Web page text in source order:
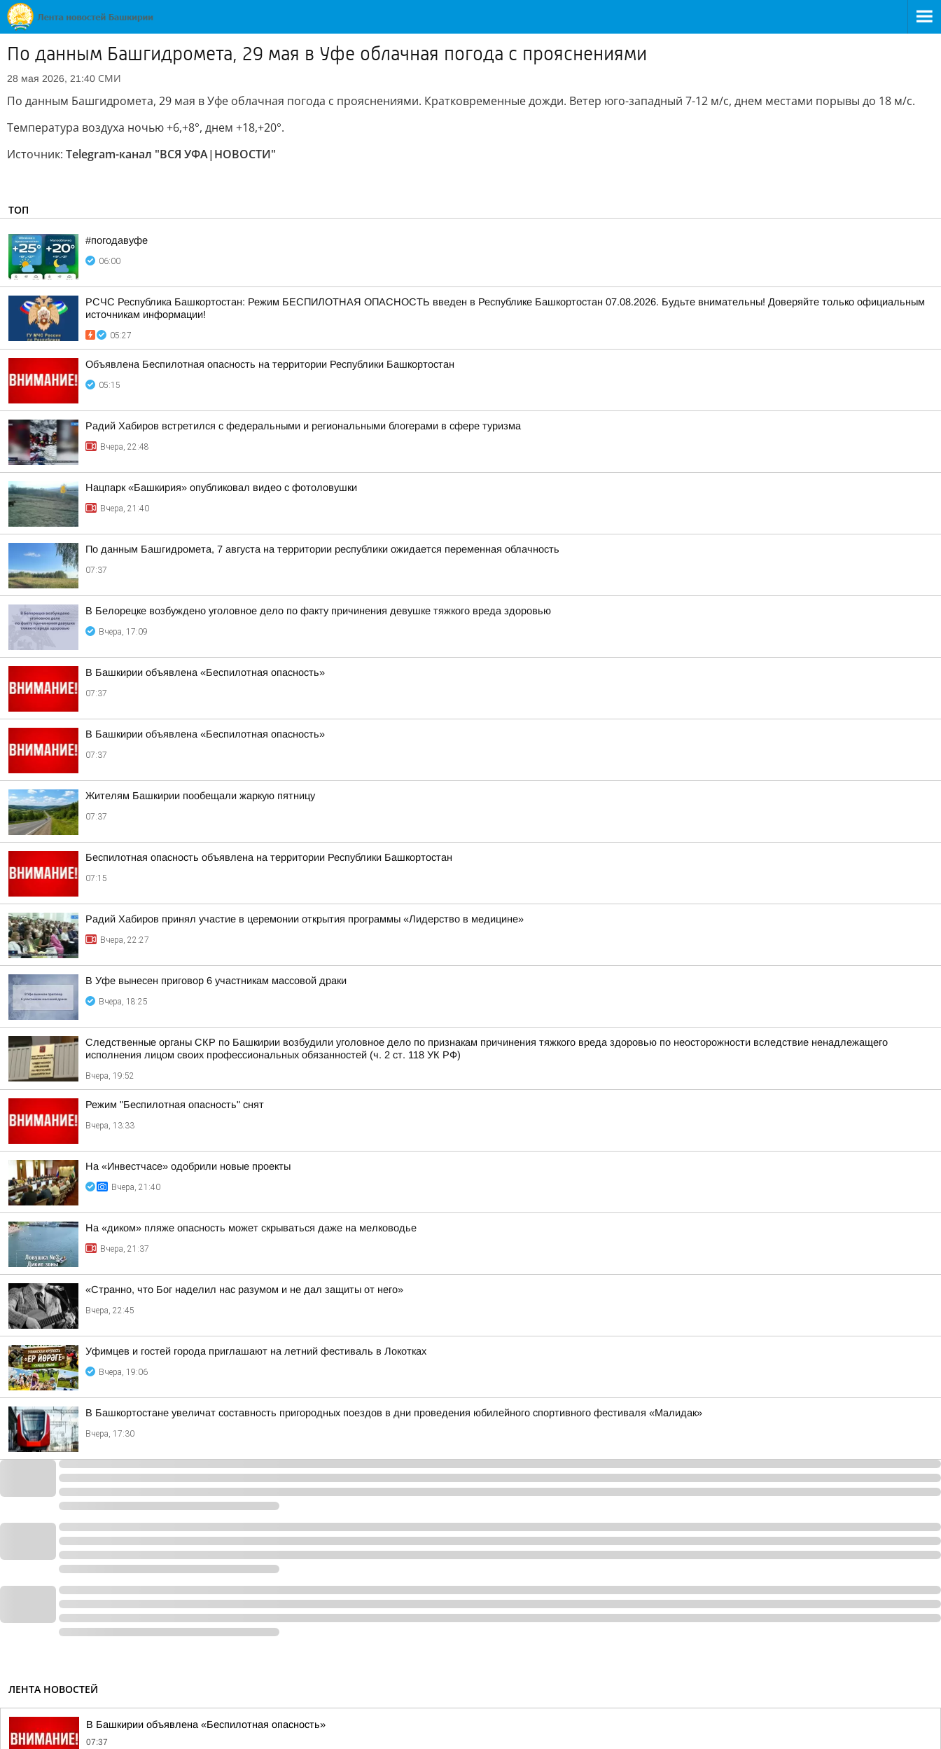
По данным Башгидромета, 29 мая в Уфе облачная погода с прояснениями
28 мая 2026, 21:40 СМИ
По данным Башгидромета, 29 мая в Уфе облачная погода с прояснениями. Кратковременные дожди. Ветер юго-западный 7-12 м/с, днем местами порывы до 18 м/с.
Температура воздуха ночью +6,+8°, днем +18,+20°.
Источник: Telegram-канал "ВСЯ УФА|НОВОСТИ"
ТОП
#погодавуфе
06:00
РСЧС Республика Башкортостан: Режим БЕСПИЛОТНАЯ ОПАСНОСТЬ введен в Республике Башкортостан 07.08.2026. Будьте внимательны! Доверяйте только официальным
источникам информации!
05:27
Объявлена Беспилотная опасность на территории Республики Башкортостан
05:15
Радий Хабиров встретился с федеральными и региональными блогерами в сфере туризма
Вчера, 22:48
Нацпарк «Башкирия» опубликовал видео с фотоловушки
Вчера, 21:40
По данным Башгидромета, 7 августа на территории республики ожидается переменная облачность
07:37
В Белорецке возбуждено уголовное дело по факту причинения девушке тяжкого вреда здоровью
Вчера, 17:09
В Башкирии объявлена «Беспилотная опасность»
07:37
В Башкирии объявлена «Беспилотная опасность»
07:37
Жителям Башкирии пообещали жаркую пятницу
07:37
Беспилотная опасность объявлена на территории Республики Башкортостан
07:15
Радий Хабиров принял участие в церемонии открытия программы «Лидерство в медицине»
Вчера, 22:27
В Уфе вынесен приговор 6 участникам массовой драки
Вчера, 18:25
Следственные органы СКР по Башкирии возбудили уголовное дело по признакам причинения тяжкого вреда здоровью по неосторожности вследствие ненадлежащего
исполнения лицом своих профессиональных обязанностей (ч. 2 ст. 118 УК РФ)
Вчера, 19:52
Режим "Беспилотная опасность" снят
Вчера, 13:33
На «Инвестчасе» одобрили новые проекты
Вчера, 21:40
На «диком» пляже опасность может скрываться даже на мелководье
Вчера, 21:37
«Странно, что Бог наделил нас разумом и не дал защиты от него»
Вчера, 22:45
Уфимцев и гостей города приглашают на летний фестиваль в Локотках
Вчера, 19:06
В Башкортостане увеличат составность пригородных поездов в дни проведения юбилейного спортивного фестиваля «Малидак»
Вчера, 17:30
ЛЕНТА НОВОСТЕЙ
В Башкирии объявлена «Беспилотная опасность»
07:37